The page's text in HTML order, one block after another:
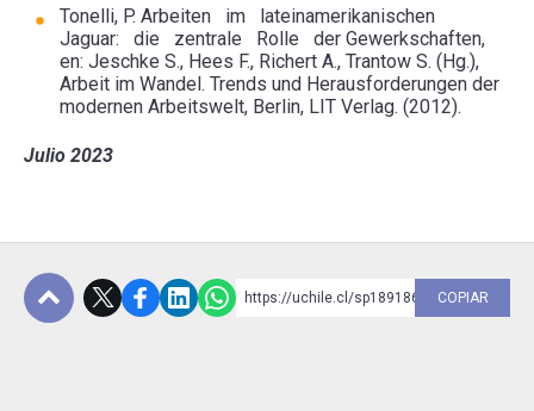
Tonelli, P. Arbeiten im lateinamerikanischen
Jaguar: die zentrale Rolle der Gewerkschaften,
en: Jeschke S., Hees F., Richert A., Trantow S. (Hg.),
Arbeit im Wandel. Trends und Herausforderungen der
modernen Arbeitswelt, Berlin, LIT Verlag. (2012).
Julio 2023
https://uchile.cl/sp189186 COPIAR